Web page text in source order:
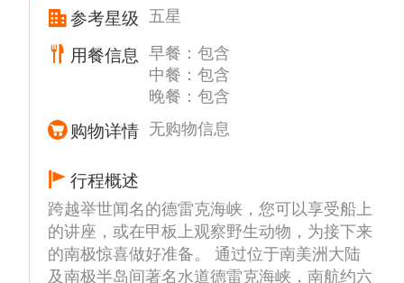
涵盖了在这里活动的各种规范。我们一直恪守
这些原则，确保脆弱的环境不被干扰。船上的
讲座亦有助于此，使您通过这些体验获益匪
浅。其外，船上还将进行冲锋衣的发放和借用
登陆靴的领取。
为了避免外来物种对南极环境的影响，游轮上
适时安排除尘活动：彻底清洁和检查衣物，检
查所有衣物，包括口袋、接缝、尼龙搭扣和鞋
底，清除尘土和有机物。
参考星级 五星
用餐信息
早餐：包含
中餐：包含
晚餐：包含
购物详情 无购物信息
行程概述
跨越举世闻名的德雷克海峡，您可以享受船上
的讲座，或在甲板上观察野生动物，为接下来
的南极惊喜做好准备。 通过位于南美洲大陆
及南极半岛间著名水道德雷克海峡，南航约六